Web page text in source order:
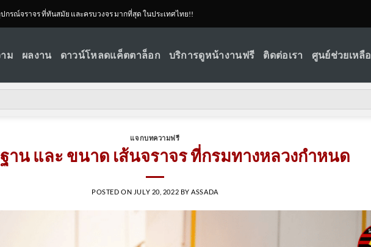
กรณ์จราจร ที่ทันสมัย และครบวงจร มากที่สุด ในประเทศไทย!!
ม ผลงาน ดาวน์โหลดแค็ตตาล็อก บริการดูหน้างานฟรี ติดต่อเรา ศูนย์ช่วยเหลือ
แจกบทความฟรี
าน และ ขนาด เส้นจราจร ที่กรมทางหลวงกำหนด
POSTED ON JULY 20, 2022 BY ASSADA